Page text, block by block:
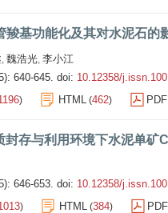
羧基功能化及其对水泥石的
, 魏浩光, 李小江
640-645. doi: 10.12358/
) HTML (462)
封存与利用环境下水泥单矿C
646-653. doi: 10.12358/
) HTML (384)